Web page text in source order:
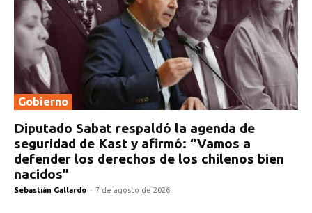
Gobierno
Diputado Sabat respaldó la agenda de
seguridad de Kast y afirmó: “Vamos a
defender los derechos de los chilenos bien
nacidos”
Sebastián Gallardo - 7 de agosto de 2026